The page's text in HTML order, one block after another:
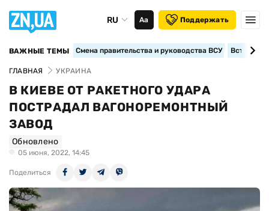
RU Аа Поддержать
ВАЖНЫЕ ТЕМЫ Смена правительства и руководства ВСУ
ГЛАВНАЯ УКРАИНА
В КИЕВЕ ОТ РАКЕТНОГО УДАРА
ПОСТРАДАЛ ВАГОНОРЕМОНТНЫЙ
ЗАВОД
Обновлено
05 июня, 2022, 14:45
Поделиться